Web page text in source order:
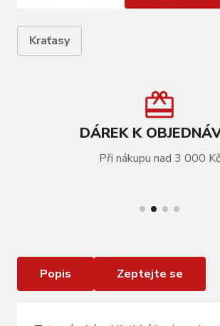
Kraťasy
DÁREK K
Při nákupu nad 3 000 Kč
Popis Zeptejte se